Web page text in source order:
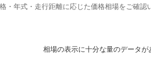
・年式・走行距離に応じた価格相場をご確認
相場の表示に十分な量のデータが